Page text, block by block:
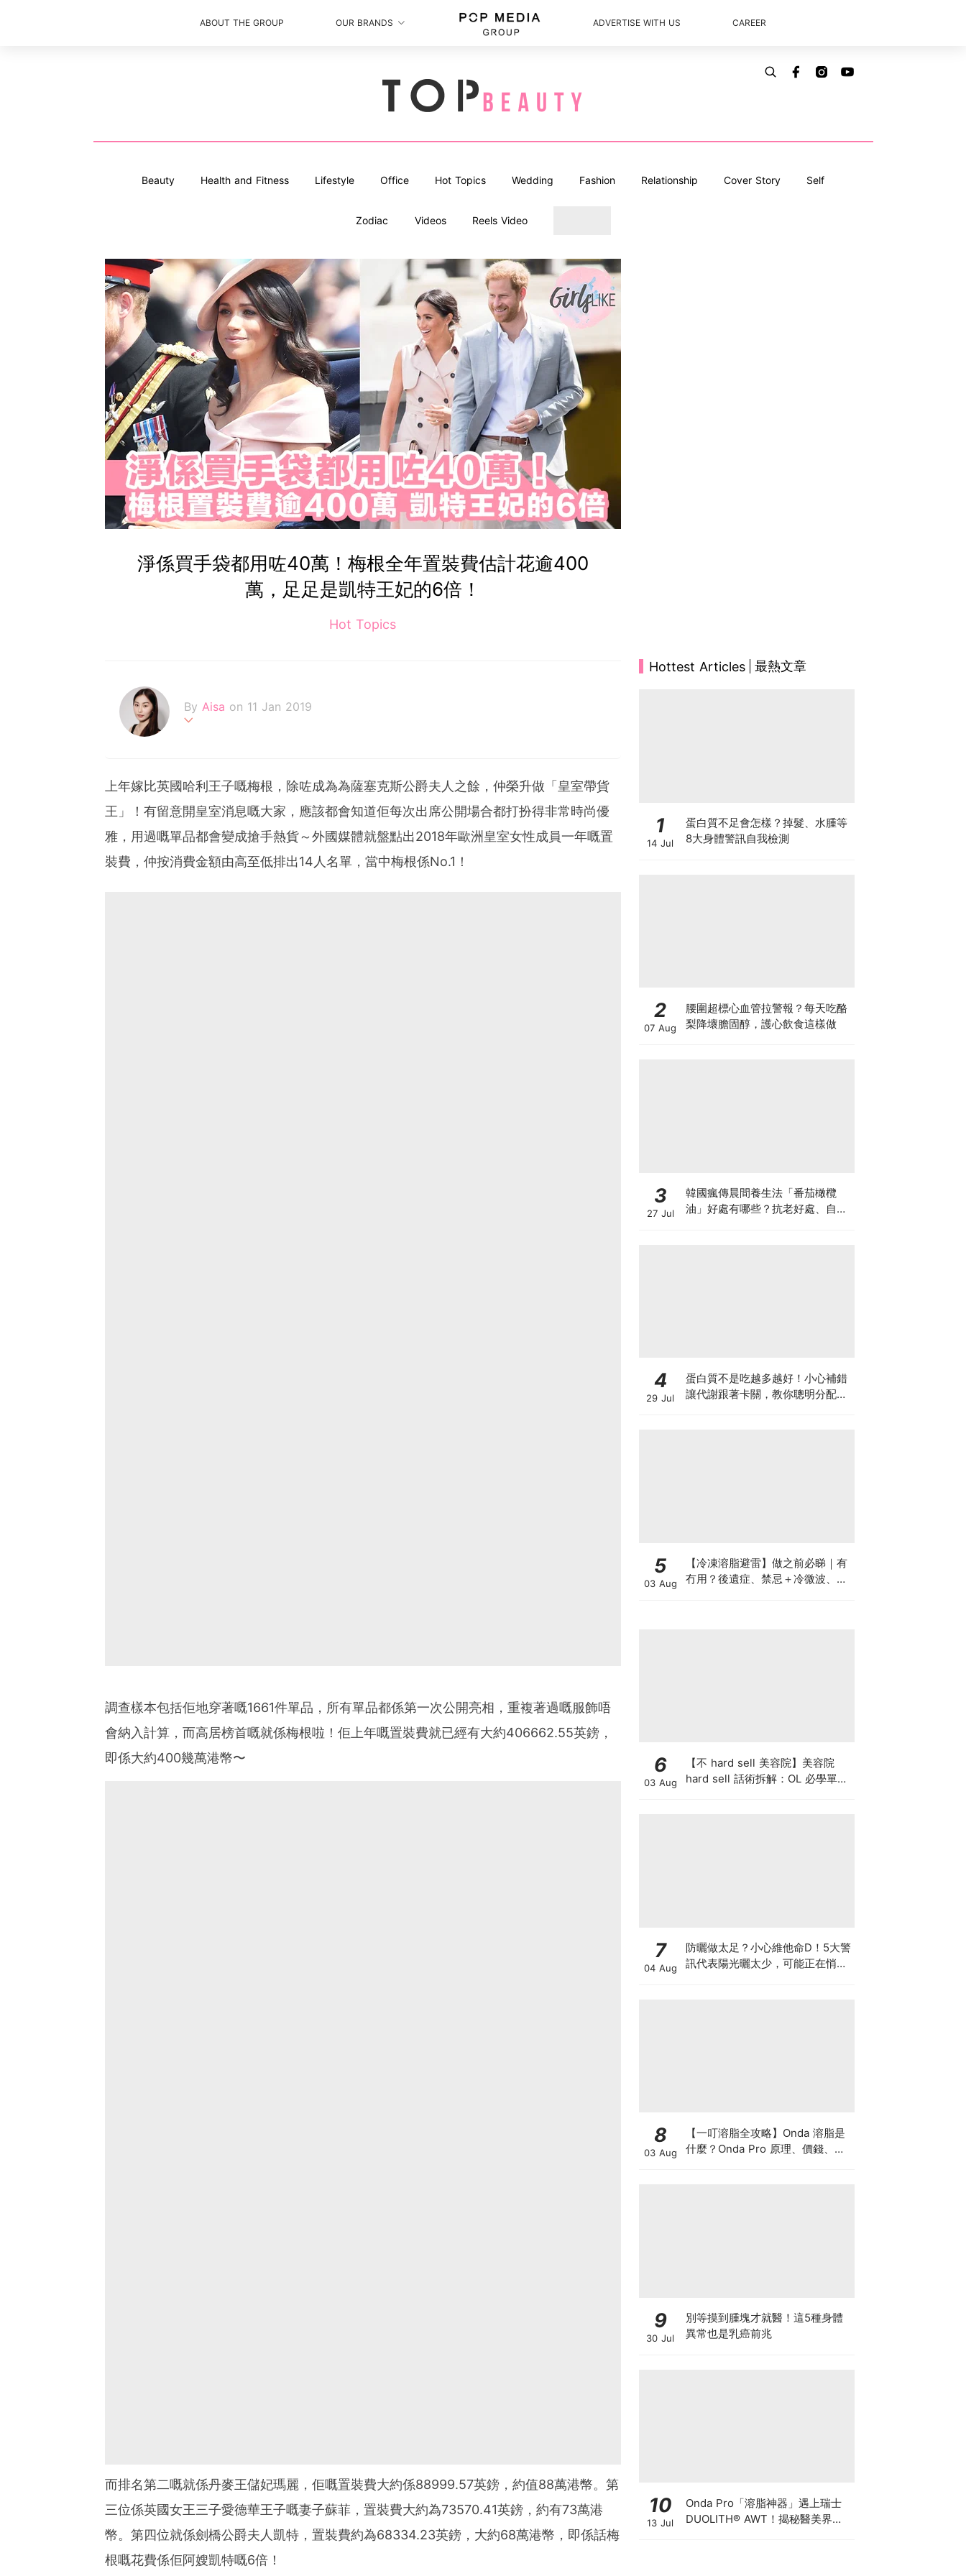
ABOUT THE GROUP OUR BRANDS ADVERTISE WITH US CAREER
Beauty Health and Fitness Lifestyle Office Hot Topics Wedding Fashion Relationship Cover Story Self
Zodiac Videos Reels Video
淨係買手袋都用咗40萬！梅根全年置裝費估計花逾400
萬，足足是凱特王妃的6倍！
Hot Topics
By Aisa on 11 Jan 2019
上年嫁比英國哈利王子嘅梅根，除咗成為為薩塞克斯公爵夫人之餘，仲榮升做「皇室帶貨
王」！有留意開皇室消息嘅大家，應該都會知道佢每次出席公開場合都打扮得非常時尚優
雅，用過嘅單品都會變成搶手熱貨～外國媒體就盤點出2018年歐洲皇室女性成員一年嘅置
裝費，仲按消費金額由高至低排出14人名單，當中梅根係No.1！
調查樣本包括佢地穿著嘅1661件單品，所有單品都係第一次公開亮相，重複著過嘅服飾唔
會納入計算，而高居榜首嘅就係梅根啦！佢上年嘅置裝費就已經有大約406662.55英鎊，
即係大約400幾萬港幣〜
而排名第二嘅就係丹麥王儲妃瑪麗，佢嘅置裝費大約係88999.57英鎊，約值88萬港幣。第
三位係英國女王三子愛德華王子嘅妻子蘇菲，置裝費大約為73570.41英鎊，約有73萬港
幣。第四位就係劍橋公爵夫人凱特，置裝費約為68334.23英鎊，大約68萬港幣，即係話梅
根嘅花費係佢阿嫂凱特嘅6倍！
Hottest Articles 最熱文章
1
14 Jul
蛋白質不足會怎樣？掉髮、水腫等
8大身體警訊自我檢測
2
07 Aug
腰圍超標心血管拉警報？每天吃酪
梨降壞膽固醇，護心飲食這樣做
3
27 Jul
韓國瘋傳晨間養生法「番茄橄欖
油」好處有哪些？抗老好處、自製
4
29 Jul
蛋白質不是吃越多越好！小心補錯
讓代謝跟著卡關，教你聰明分配三
5
03 Aug
【冷凍溶脂避雷】做之前必睇｜有
冇用？後遺症、禁忌＋冷微波、雙
6
03 Aug
【不 hard sell 美容院】美容院
hard sell 話術拆解：OL 必學單次
7
04 Aug
防曬做太足？小心維他命D！5大警
訊代表陽光曬太少，可能正在悄悄
8
03 Aug
【一叮溶脂全攻略】Onda 溶脂是
什麼？Onda Pro 原理、價錢、次
9
30 Jul
別等摸到腫塊才就醫！這5種身體
異常也是乳癌前兆
10
13 Jul
Onda Pro「溶脂神器」遇上瑞士
DUOLITH® AWT！揭秘醫美界悄